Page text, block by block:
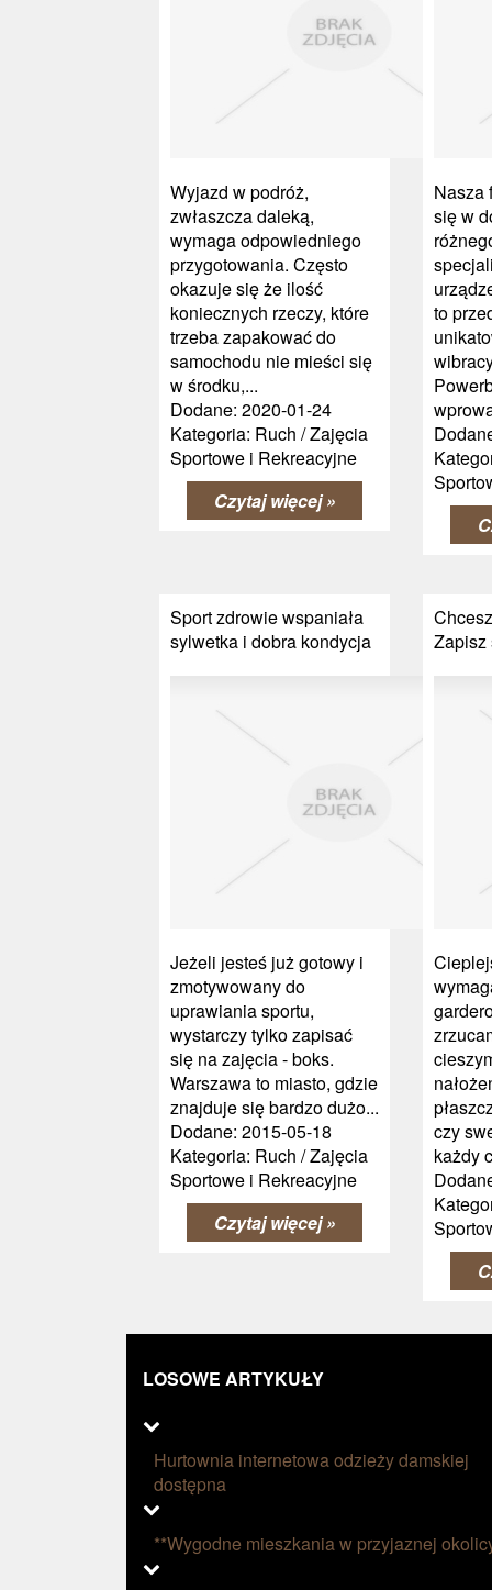
Wyjazd w podróż,
zwłaszcza daleką,
wymaga odpowiedniego
przygotowania. Często
okazuje się że ilość
koniecznych rzeczy, które
trzeba zapakować do
samochodu nie mieści się
w środku,...
Dodane: 2020-01-24
Kategoria: Ruch / Zajęcia
Sportowe i Rekreacyjne
Czytaj więcej »
Nasza
się w
to
Sport zdrowie wspaniała
sylwetka i dobra kondycja
Jeżeli jesteś już gotowy i
zmotywowany do
uprawiania sportu,
wystarczy tylko zapisać
się na zajęcia - boks.
Warszawa to miasto, gdzie
znajduje się bardzo dużo...
Dodane: 2015-05-18
Kategoria: Ruch / Zajęcia
Sportowe i Rekreacyjne
Czytaj więcej »
Zapisz
czy
każdy
LOSOWE ARTYKUŁY
Hurtownia internetowa odzieży damskiej
dostępna
**Wygodne mieszkania w przyjaznej